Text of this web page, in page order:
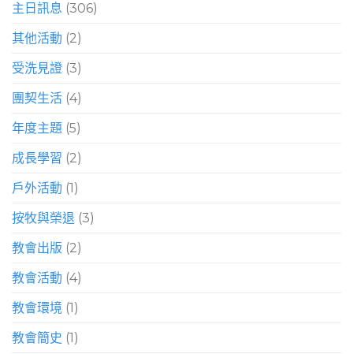
主日訊息 (306)
其他活動 (2)
受洗見證 (3)
團契生活 (4)
年度主題 (5)
成長學習 (2)
戶外活動 (1)
按牧與榮退 (3)
教會出版 (2)
教會活動 (4)
教會環境 (1)
教會簡史 (1)